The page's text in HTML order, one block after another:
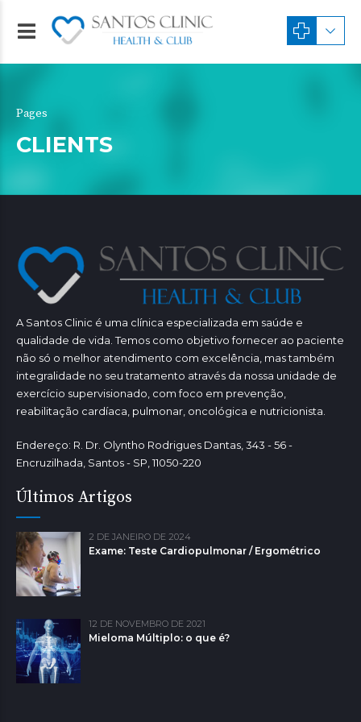
Pages
CLIENTS
A Santos Clinic é uma clínica especializada em saúde e
qualidade de vida. Temos como objetivo fornecer ao paciente
não só o melhor atendimento com excelência, mas também
integralidade no seu tratamento através da nossa unidade de
exercício supervisionado, com foco em prevenção,
reabilitação cardíaca, pulmonar, oncológica e nutricionista.
Endereço: R. Dr. Olyntho Rodrigues Dantas, 343 - 56 -
Encruzilhada, Santos - SP, 11050-220
Últimos Artigos
2 DE JANEIRO DE 2024
Exame: Teste Cardiopulmonar / Ergométrico
12 DE NOVEMBRO DE 2021
Mieloma Múltiplo: o que é?